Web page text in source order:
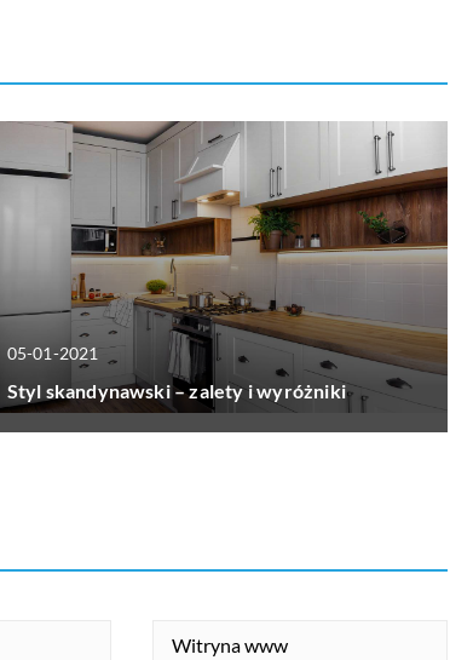
05-01-2021
Styl skandynawski – zalety i wyróżniki